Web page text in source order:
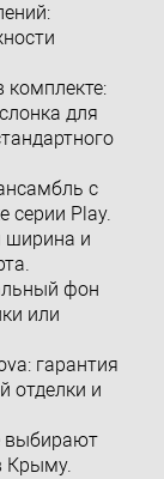
комплекте:
для
с
серии Play.
ширина и
фон
или
гарантия
отделки и
выбирают
Крыму.